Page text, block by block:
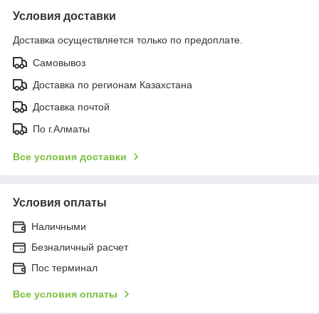
Условия доставки
Доставка осуществляется только по предоплате.
Самовывоз
Доставка по регионам Казахстана
Доставка почтой
По г.Алматы
Все условия доставки
Условия оплаты
Наличными
Безналичный расчет
Пос терминал
Все условия оплаты